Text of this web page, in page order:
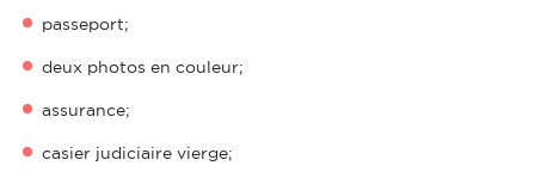
passeport;
deux photos en couleur;
assurance;
casier judiciaire vierge;